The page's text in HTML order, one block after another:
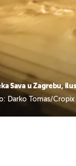
Sava u Zagrebu,
Darko Tomas/Cropix